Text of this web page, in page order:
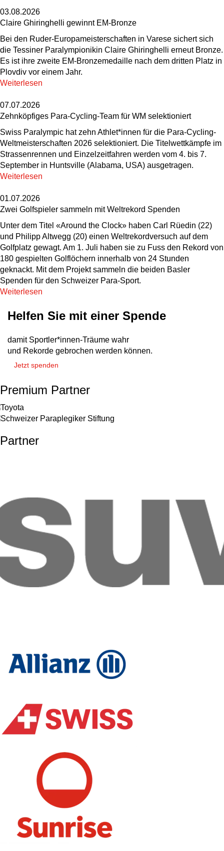
03.08.2026
Claire Ghiringhelli gewinnt EM-Bronze
Bei den Ruder-Europameisterschaften in Varese sichert sich
die Tessiner Paralympionikin Claire Ghiringhelli erneut Bronze.
Es ist ihre zweite EM-Bronzemedaille nach dem dritten Platz in
Plovdiv vor einem Jahr.
Weiterlesen
07.07.2026
Zehnköpfiges Para-Cycling-Team für WM selektioniert
Swiss Paralympic hat zehn Athlet*innen für die Para-Cycling-
Weltmeisterschaften 2026 selektioniert. Die Titelwettkämpfe im
Strassenrennen und Einzelzeitfahren werden vom 4. bis 7.
September in Huntsville (Alabama, USA) ausgetragen.
Weiterlesen
01.07.2026
Zwei Golfspieler sammeln mit Weltrekord Spenden
Unter dem Titel «Around the Clock» haben Carl Rüedin (22)
und Philipp Altwegg (20) einen Weltrekordversuch auf dem
Golfplatz gewagt. Am 1. Juli haben sie zu Fuss den Rekord von
180 gespielten Golflöchern innerhalb von 24 Stunden
geknackt. Mit dem Projekt sammeln die beiden Basler
Spenden für den Schweizer Para-Sport.
Weiterlesen
Helfen Sie mit einer Spende
damit Sportler*innen-Träume wahr
und Rekorde gebrochen werden können.
Jetzt spenden
Premium Partner
Partner